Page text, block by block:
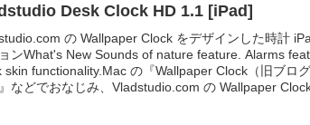
Desk Clock HD 1.1 [iPad]
の Wallpaper Clock をデザインした時計
ンWhat's New Sounds of nature feature. Alarms
skin functionality.Mac の『Wallpaper Clock（旧ブロ
などでおなじみ、Vladstudio.com の Wallpaper Clock